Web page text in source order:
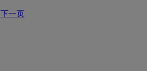
下一页